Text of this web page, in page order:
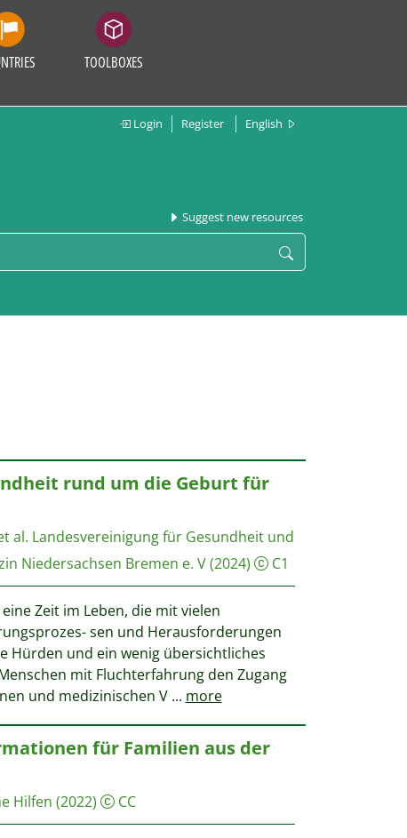
TOOLBOXES
Login Register English
Suggest new resources
rund um die Geburt für
al. Landesvereinigung für Gesundheit und
Niedersachsen Bremen e. V (2024) C1
Zeit im Leben, die mit vielen
sen und Herausforderungen
Hürden und ein wenig übersichtliches
mit Fluchterfahrung den Zugang
und medizinischen V ... more
für Familien aus der
Hilfen (2022) CC